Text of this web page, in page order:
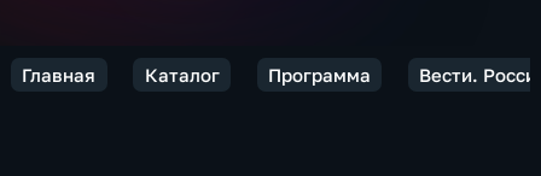
Главная Каталог Программа Вести.